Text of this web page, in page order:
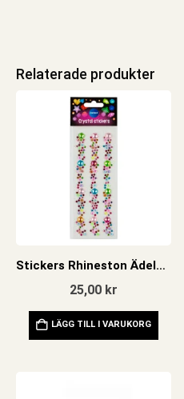
Relaterade produkter
Stickers Rhineston Ädelstenar 2
25,00 kr
LÄGG TILL I VARUKORG